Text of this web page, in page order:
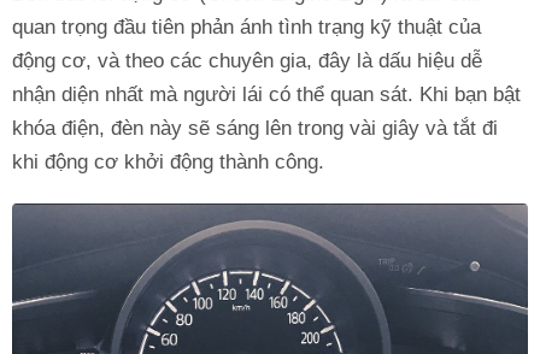
quan trọng đầu tiên phản ánh tình trạng kỹ thuật của
động cơ, và theo các chuyên gia, đây là dấu hiệu dễ
nhận diện nhất mà người lái có thể quan sát. Khi bạn bật
khóa điện, đèn này sẽ sáng lên trong vài giây và tắt đi
khi động cơ khởi động thành công.